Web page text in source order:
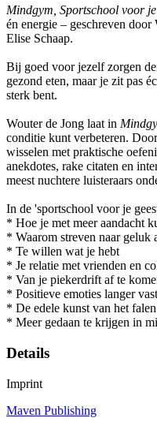
Mindgym, Sportschool voor je
én energie – geschreven
Elise Schaap.
Bij goed voor jezelf zorgen
gezond eten, maar je zit pas
sterk bent.
Wouter de Jong laat in
conditie kunt verbeteren.
wisselen met praktische
anekdotes, rake citaten en
meest nuchtere luisteraars
In de 'sportschool voor je
* Hoe je met meer aandacht
* Waarom streven naar geluk
* Te willen wat je hebt
* Je relatie met vrienden en
* Van je piekerdrift af te
* Positieve emoties langer
* De edele kunst van het falen
* Meer gedaan te krijgen in
Details
Imprint
Maven Publishing